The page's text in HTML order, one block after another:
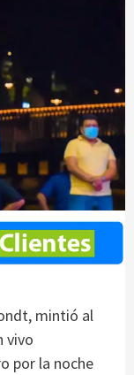
mintió al
vivo
por la noche